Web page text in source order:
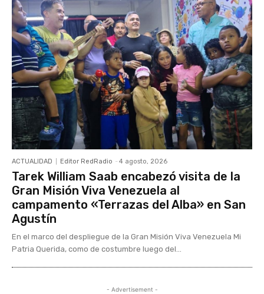
ACTUALIDAD Editor RedRadio - 4 agosto, 2026
Tarek William Saab encabezó visita de la
Gran Misión Viva Venezuela al
campamento «Terrazas del Alba» en San
Agustín
En el marco del despliegue de la Gran Misión Viva Venezuela Mi
Patria Querida, como de costumbre luego del...
- Advertisement -